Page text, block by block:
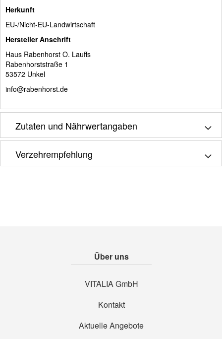
Herkunft
EU-/Nicht-EU-Landwirtschaft
Hersteller Anschrift
Haus Rabenhorst O. Lauffs
Rabenhorststraße 1
53572 Unkel
info@rabenhorst.de
Zutaten und Nährwertangaben
Verzehrempfehlung
Über uns
VITALIA GmbH
Kontakt
Aktuelle Angebote